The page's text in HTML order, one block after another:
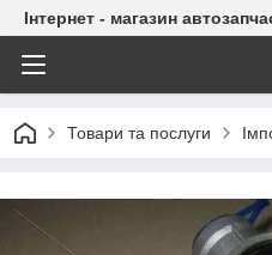
Інтернет - магазин
Товари та послуги